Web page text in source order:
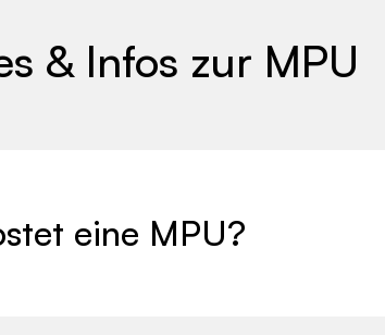
& Infos zur MPU
eine MPU?